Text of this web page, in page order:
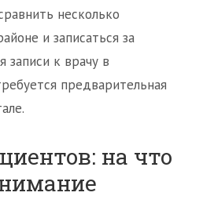
несколько
и записаться за
записи к врачу в
предварительная
на что